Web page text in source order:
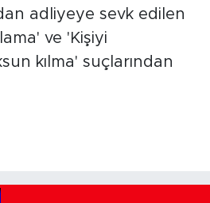
adliyeye sevk edilen
ve 'Kişiyi
kılma' suçlarından